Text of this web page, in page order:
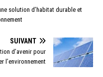
solution d’habitat durable et
SUIVANT
d’avenir pour
l’environnement